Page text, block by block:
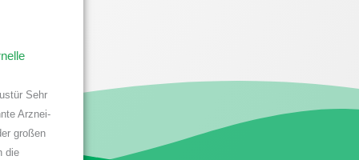
Sehr
Arznei-
großen
die